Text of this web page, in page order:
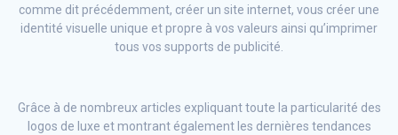
comme dit précédemment, créer un site internet, vous créer une
identité visuelle unique et propre à vos valeurs ainsi qu’imprimer
tous vos supports de publicité.
Grâce à de nombreux articles expliquant toute la particularité des
logos de luxe et montrant également les dernières tendances